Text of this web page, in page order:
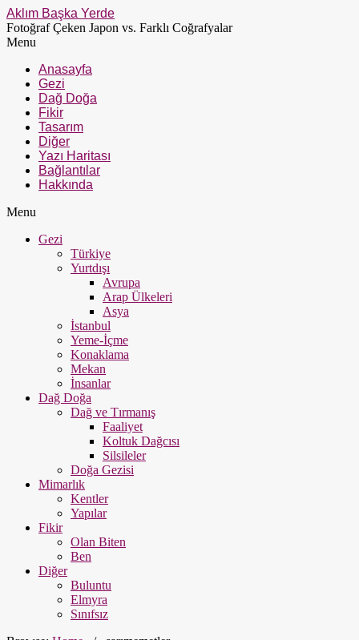
Aklım Başka Yerde
Fotoğraf Çeken Japon vs. Farklı Coğrafyalar
Menu
Anasayfa
Gezi
Dağ Doğa
Fikir
Tasarım
Diğer
Yazı Haritası
Bağlantılar
Hakkında
Menu
Gezi
Türkiye
Yurtdışı
Avrupa
Arap Ülkeleri
Asya
İstanbul
Yeme-İçme
Konaklama
Mekan
İnsanlar
Dağ Doğa
Dağ ve Tırmanış
Faaliyet
Koltuk Dağcısı
Silsileler
Doğa Gezisi
Mimarlık
Kentler
Yapılar
Fikir
Olan Biten
Ben
Diğer
Buluntu
Elmyra
Sınıfsız